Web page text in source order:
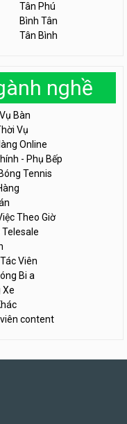
Tân Phú
Bình Tân
Tân Bình
nghề
Bàn
Vụ
Online
- Phụ Bếp
Tennis
Theo Giờ
Telesale
Viên
Bi a
Xe
content